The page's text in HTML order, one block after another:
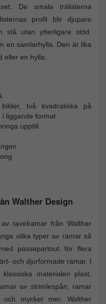
De smala trälisterna
profil blir djupare
stå utan ytterligare stöd.
en samlarhylla. Den är lika
eller en hylla.
två kvadratiska på
i liggande format
upptill
Walther Design
tavelramar från Walther
olika typer av ramar så
passepartout för flera
och djurformade ramar. I
materialen plast,
av strimlespån, ramar
och mycket mer. Walther